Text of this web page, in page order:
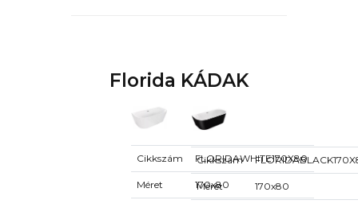
Florida KÁDAK
Cikkszám FLORIDAWHITE170X80
Méret 170x80
Cikkszám
Méret 170x80